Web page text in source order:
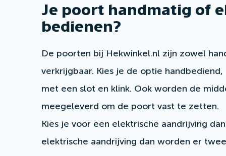
Je poort handmatig of
bedienen?
De poorten bij Hekwinkel.nl zijn zowel
verkrijgbaar. Kies je de optie
met een slot en klink. Ook worden de
meegeleverd om de poort vast te zetten.
Kies je voor een elektrische aandrijving
elektrische aandrijving dan worden er